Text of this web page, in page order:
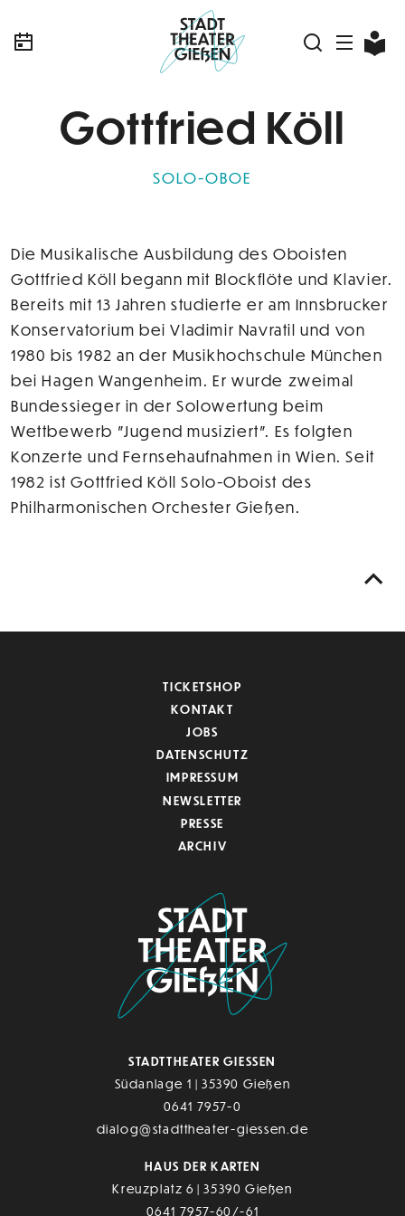
Gottfried Köll
SOLO-OBOE
Die Musikalische Ausbildung des Oboisten
Gottfried Köll begann mit Blockflöte und Klavier.
Bereits mit 13 Jahren studierte er am Innsbrucker
Konservatorium bei Vladimir Navratil und von
1980 bis 1982 an der Musikhochschule München
bei Hagen Wangenheim. Er wurde zweimal
Bundessieger in der Solowertung beim
Wettbewerb "Jugend musiziert". Es folgten
Konzerte und Fernsehaufnahmen in Wien. Seit
1982 ist Gottfried Köll Solo-Oboist des
Philharmonischen Orchester Gießen.
TICKETSHOP
KONTAKT
JOBS
DATENSCHUTZ
IMPRESSUM
NEWSLETTER
PRESSE
ARCHIV
STADTTHEATER GIESSEN
Südanlage 1 | 35390 Gießen
0641 7957-0
dialog@stadttheater-giessen.de
HAUS DER KARTEN
Kreuzplatz 6 | 35390 Gießen
0641 7957-60/-61